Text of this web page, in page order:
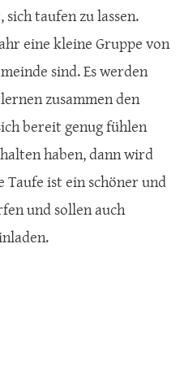
taufen zu lassen.
eine kleine Gruppe von
sind. Es werden
zusammen den
bereit genug fühlen
haben, dann wird
ist ein schöner und
und sollen auch